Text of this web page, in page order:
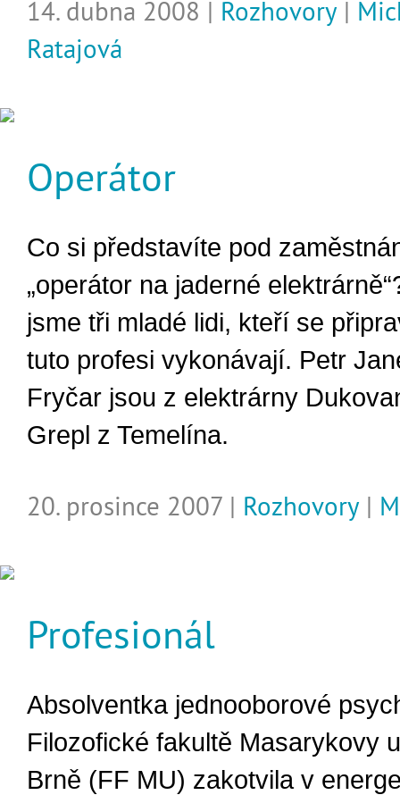
14. dubna 2008 | Rozhovory|
Ratajová
Operátor
Co si představíte pod
„operátor na jaderné
jsme tři mladé lidi, kteří se
tuto profesi vykonávají. Petr
Fryčar jsou z elektrárny
Grepl z Temelína.
20. prosince 2007 | Rozhovory|
Profesionál
Absolventka jednooborové
Filozofické fakultě Masarykovy
Brně (FF MU) zakotvila v